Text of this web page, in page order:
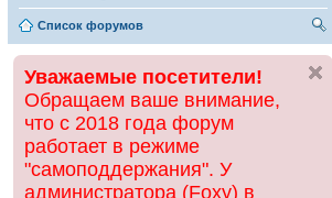
Список форумов
ск
Уважаемые посетители!
Обращаем ваше внимание,
что с 2018 года форум
работает в режиме
"самоподдержания". У
администратора (Foxy) в